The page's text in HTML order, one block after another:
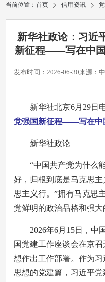
当前位置：首页 信用资讯
新华社政论：习近
新征程——写在中国
发布时间：2026-06-30来源：
新华社北京6月29日
党强国新征程——写在中
新华社政论
“中国共产党为什么
好，归根到底是马克思
思主义行。”拥有马克思
党鲜明的政治品格和强大
2026年6月15日，中
国党建工作座谈会在京
想作出工作部署。作为
思想的党建篇，习近平